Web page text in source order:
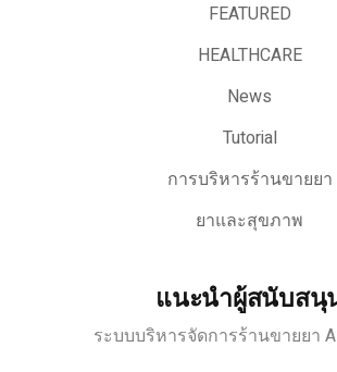
FEATURED
HEALTHCARE
News
Tutorial
การบริหารร้านขายยา
ยาและสุขภาพ
แนะนำผู้สนับสนุ
ระบบบริหารจัดการร้านขายยา